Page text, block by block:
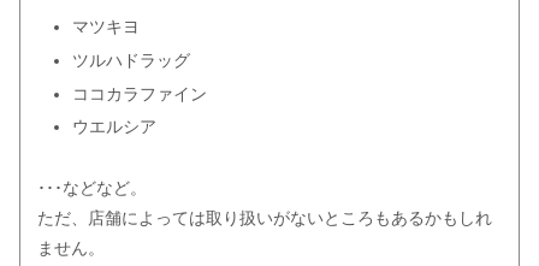
マツキヨ
ツルハドラッグ
ココカラファイン
ウエルシア
･･･などなど。
ただ、店舗によっては取り扱いがないところもあるかもしれ
ません。